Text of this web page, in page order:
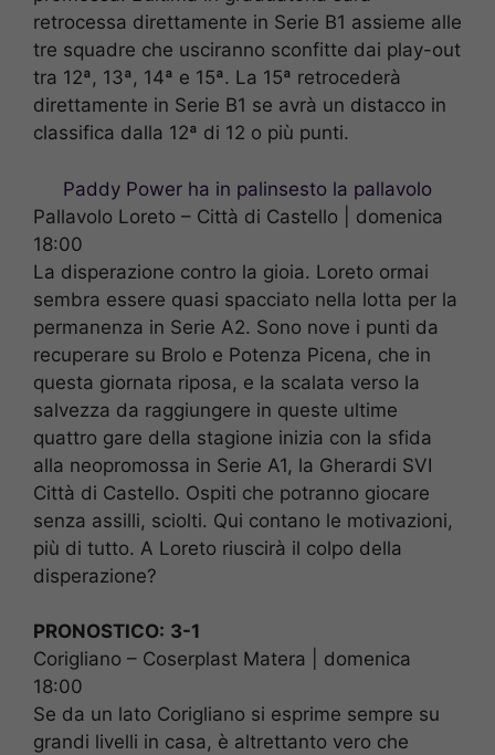
retrocessa direttamente in Serie B1 assieme alle
tre squadre che usciranno sconfitte dai play-out
tra 12ª, 13ª, 14ª e 15ª. La 15ª retrocederà
direttamente in Serie B1 se avrà un distacco in
classifica dalla 12ª di 12 o più punti.
Paddy Power ha in palinsesto la pallavolo
Pallavolo Loreto – Città di Castello | domenica
18:00
La disperazione contro la gioia. Loreto ormai
sembra essere quasi spacciato nella lotta per la
permanenza in Serie A2. Sono nove i punti da
recuperare su Brolo e Potenza Picena, che in
questa giornata riposa, e la scalata verso la
salvezza da raggiungere in queste ultime
quattro gare della stagione inizia con la sfida
alla neopromossa in Serie A1, la Gherardi SVI
Città di Castello. Ospiti che potranno giocare
senza assilli, sciolti. Qui contano le motivazioni,
più di tutto. A Loreto riuscirà il colpo della
disperazione?
PRONOSTICO: 3-1
Corigliano – Coserplast Matera | domenica
18:00
Se da un lato Corigliano si esprime sempre su
grandi livelli in casa, è altrettanto vero che